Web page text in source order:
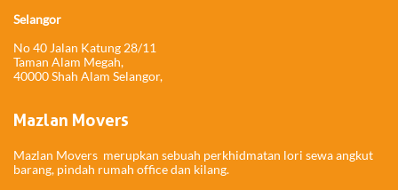
Selangor
No 40 Jalan Katung 28/11
Taman Alam Megah,
40000 Shah Alam Selangor,
Mazlan Movers
Mazlan Movers merupkan sebuah perkhidmatan lori sewa angkut
barang, pindah rumah office dan kilang.